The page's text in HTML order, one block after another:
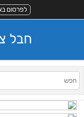
לפרסום
חבל